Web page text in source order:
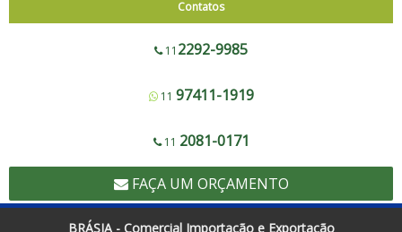
Corte e Solda Fundo - 600 a 1200
Corte e Solda Fundo e Lateral 900
Corte e Solda Lateral 1000
Corte e Solda Lateral 500
Contatos
11 2292-9985
11 97411-1919
11 2081-0171
FAÇA UM ORÇAMENTO
BRÁSIA - Comercial Importação e Exportação